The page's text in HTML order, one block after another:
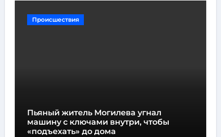
Происшествия
Пьяный житель Могилева угнал
машину с ключами внутри, чтобы
«подъехать» до дома